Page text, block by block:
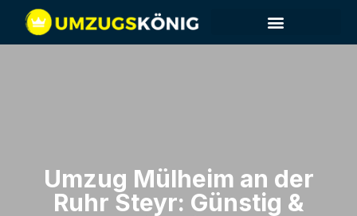
Umzug Mülheim an der
Ruhr​ Steyr: Günstig &